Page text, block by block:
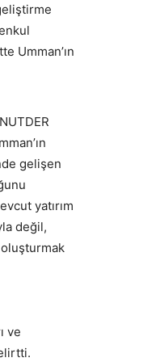
Umman’ın
gelişen
yatırım
değil,
ve